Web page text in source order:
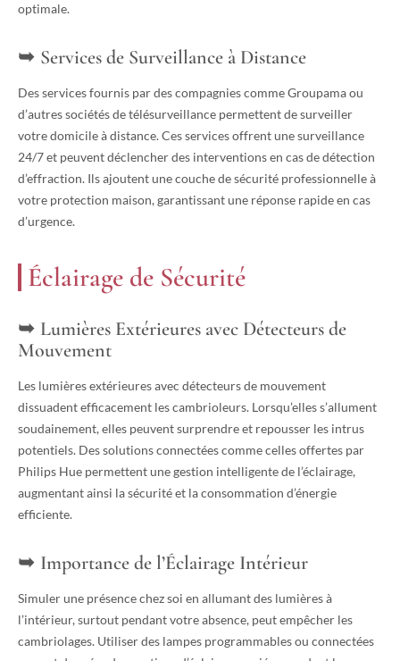
optimale.
Services de Surveillance à Distance
Des services fournis par des compagnies comme Groupama ou
d’autres sociétés de télésurveillance permettent de surveiller
votre domicile à distance. Ces services offrent une surveillance
24/7 et peuvent déclencher des interventions en cas de détection
d’effraction. Ils ajoutent une couche de sécurité professionnelle à
votre protection maison, garantissant une réponse rapide en cas
d’urgence.
Éclairage de Sécurité
Lumières Extérieures avec Détecteurs de
Mouvement
Les lumières extérieures avec détecteurs de mouvement
dissuadent efficacement les cambrioleurs. Lorsqu’elles s’allument
soudainement, elles peuvent surprendre et repousser les intrus
potentiels. Des solutions connectées comme celles offertes par
Philips Hue permettent une gestion intelligente de l’éclairage,
augmentant ainsi la sécurité et la consommation d’énergie
efficiente.
Importance de l’Éclairage Intérieur
Simuler une présence chez soi en allumant des lumières à
l’intérieur, surtout pendant votre absence, peut empêcher les
cambriolages. Utiliser des lampes programmables ou connectées